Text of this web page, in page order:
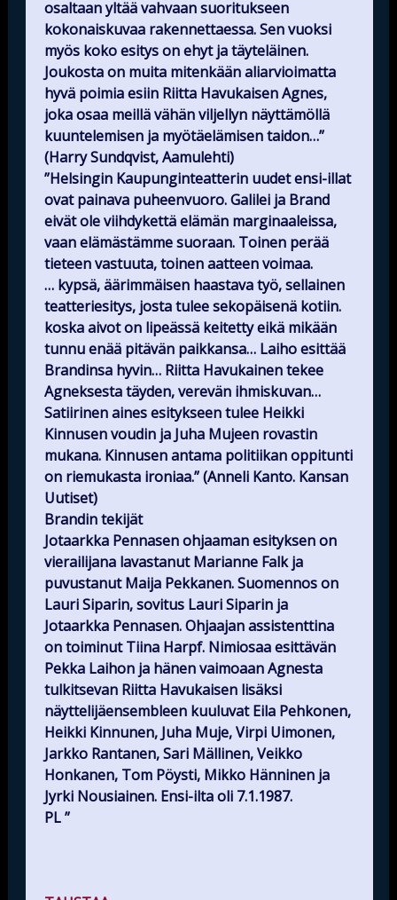
osaltaan yltää vahvaan suoritukseen
kokonaiskuvaa rakennettaessa. Sen vuoksi
myös koko esitys on ehyt ja täyteläinen.
Joukosta on muita mitenkään aliarvioimatta
hyvä poimia esiin Riitta Havukaisen Agnes,
joka osaa meillä vähän viljellyn näyttämöllä
kuuntelemisen ja myötäelämisen taidon…”
(Harry Sundqvist, Aamulehti)
”Helsingin Kaupunginteatterin uudet ensi-illat
ovat painava puheenvuoro. Galilei ja Brand
eivät ole viihdykettä elämän marginaaleissa,
vaan elämästämme suoraan. Toinen perää
tieteen vastuuta, toinen aatteen voimaa.
… kypsä, äärimmäisen haastava työ, sellainen
teatteriesitys, josta tulee sekopäisenä kotiin.
koska aivot on lipeässä keitetty eikä mikään
tunnu enää pitävän paikkansa… Laiho esittää
Brandinsa hyvin… Riitta Havukainen tekee
Agneksesta täyden, verevän ihmiskuvan…
Satiirinen aines esitykseen tulee Heikki
Kinnusen voudin ja Juha Mujeen rovastin
mukana. Kinnusen antama politiikan oppitunti
on riemukasta ironiaa.” (Anneli Kanto. Kansan
Uutiset)
Brandin tekijät
Jotaarkka Pennasen ohjaaman esityksen on
vierailijana lavastanut Marianne Falk ja
puvustanut Maija Pekkanen. Suomennos on
Lauri Siparin, sovitus Lauri Siparin ja
Jotaarkka Pennasen. Ohjaajan assistenttina
on toiminut Tiina Harpf. Nimiosaa esittävän
Pekka Laihon ja hänen vaimoaan Agnesta
tulkitsevan Riitta Havukaisen lisäksi
näyttelijäensembleen kuuluvat Eila Pehkonen,
Heikki Kinnunen, Juha Muje, Virpi Uimonen,
Jarkko Rantanen, Sari Mällinen, Veikko
Honkanen, Tom Pöysti, Mikko Hänninen ja
Jyrki Nousiainen. Ensi-ilta oli 7.1.1987.
PL ”